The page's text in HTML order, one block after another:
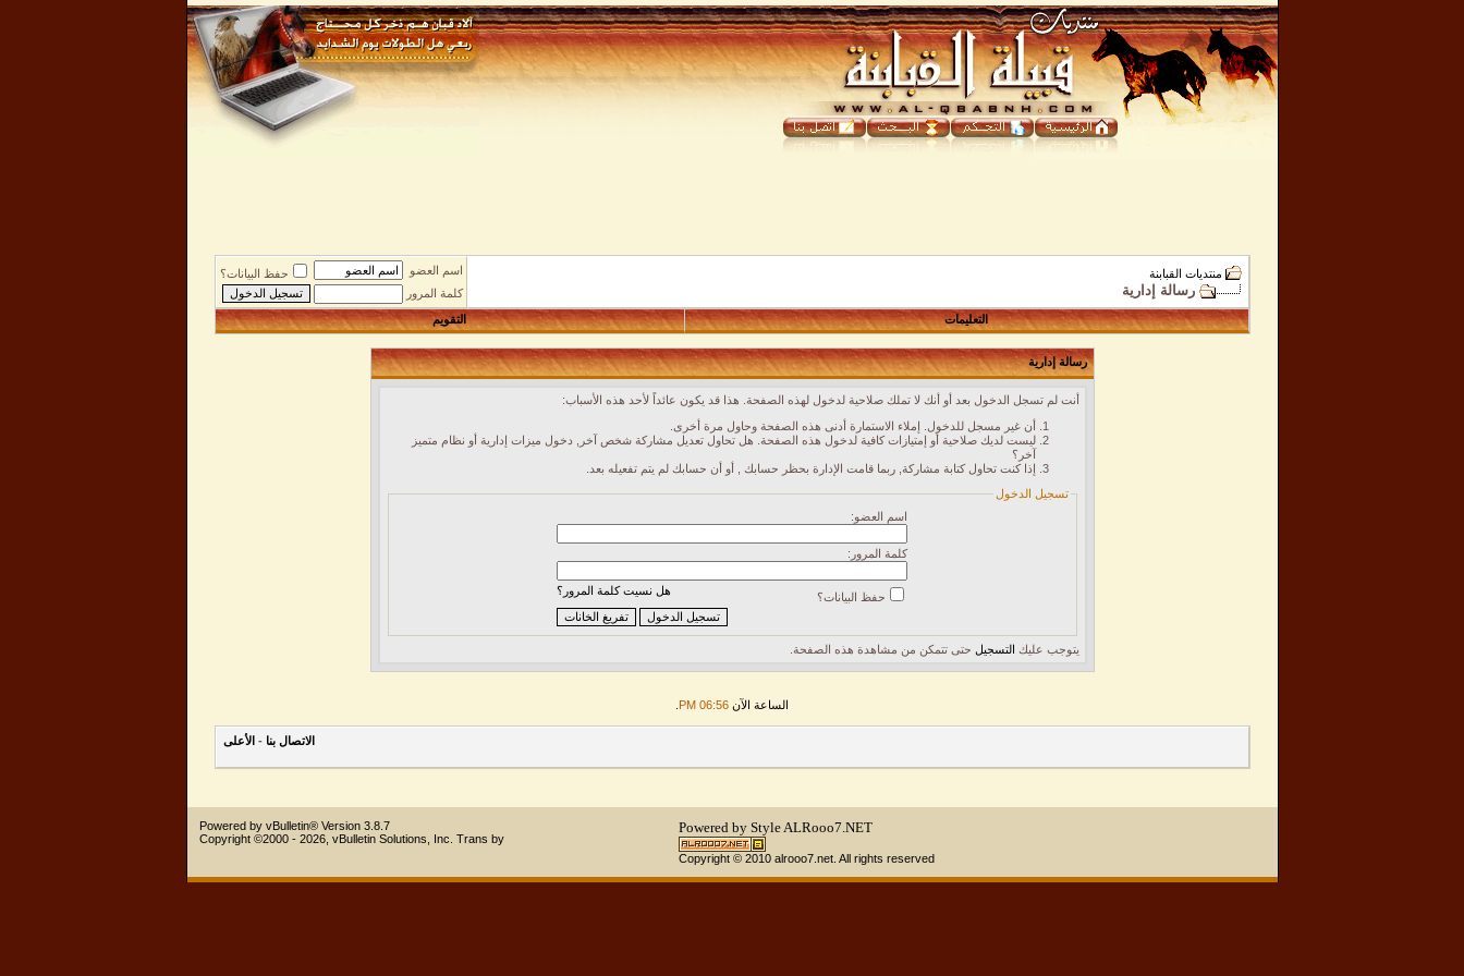
منتديات القبابنة
رسالة إدارية
اسم العضو
حفظ البيانات؟
كلمة المرور
التعليمات
التقويم
رسالة إدارية
أنت لم تسجل الدخول بعد أو أنك لا تملك صلاحية لدخول لهذه الصفحة. هذا قد يكون عائداً لأحد هذه الأسباب:
أن غير مسجل للدخول. إملاء الاستمارة أدنى هذه الصفحة وحاول مرة أخرى.
ليست لديك صلاحية أو إمتيازات كافية لدخول هذه الصفحة. هل تحاول تعديل مشاركة شخص آخر, دخول ميزات إدارية أو نظام متميز
آخر؟
إذا كنت تحاول كتابة مشاركة, ربما قامت الإدارة بحظر حسابك , أو أن حسابك لم يتم تفعيله بعد.
تسجيل الدخول
اسم العضو:
كلمة المرور:
هل نسيت كلمة المرور؟ حفظ البيانات؟
يتوجب عليك التسجيل حتى تتمكن من مشاهدة هذه الصفحة.
الساعة الآن 06:56 PM
الاتصال بنا - الأعلى
Powered by vBulletin® Version 3.8.7
Copyright ©2000 - 2026, vBulletin Solutions, Inc. Trans by
Powered by StyleALRooo7.NET
Copyright © 2010 alrooo7.net. All rights reserved